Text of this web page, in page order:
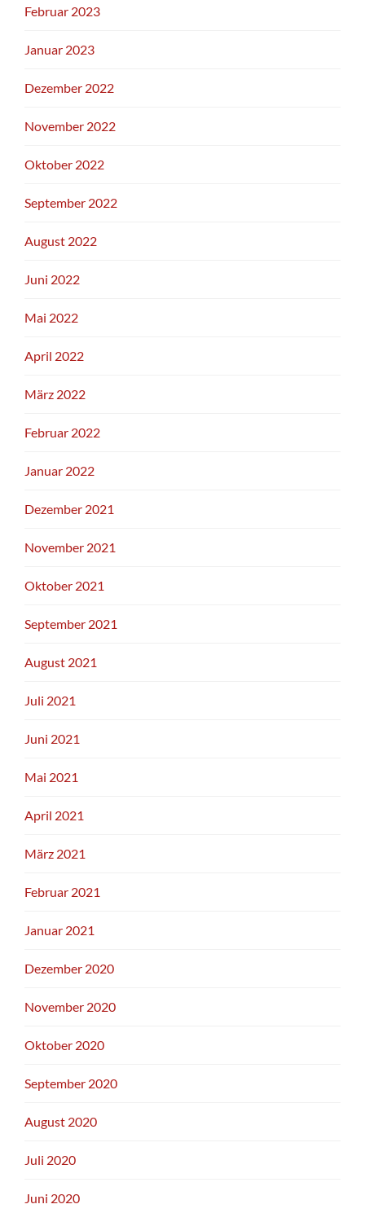
Februar 2023
Januar 2023
Dezember 2022
November 2022
Oktober 2022
September 2022
August 2022
Juni 2022
Mai 2022
April 2022
März 2022
Februar 2022
Januar 2022
Dezember 2021
November 2021
Oktober 2021
September 2021
August 2021
Juli 2021
Juni 2021
Mai 2021
April 2021
März 2021
Februar 2021
Januar 2021
Dezember 2020
November 2020
Oktober 2020
September 2020
August 2020
Juli 2020
Juni 2020